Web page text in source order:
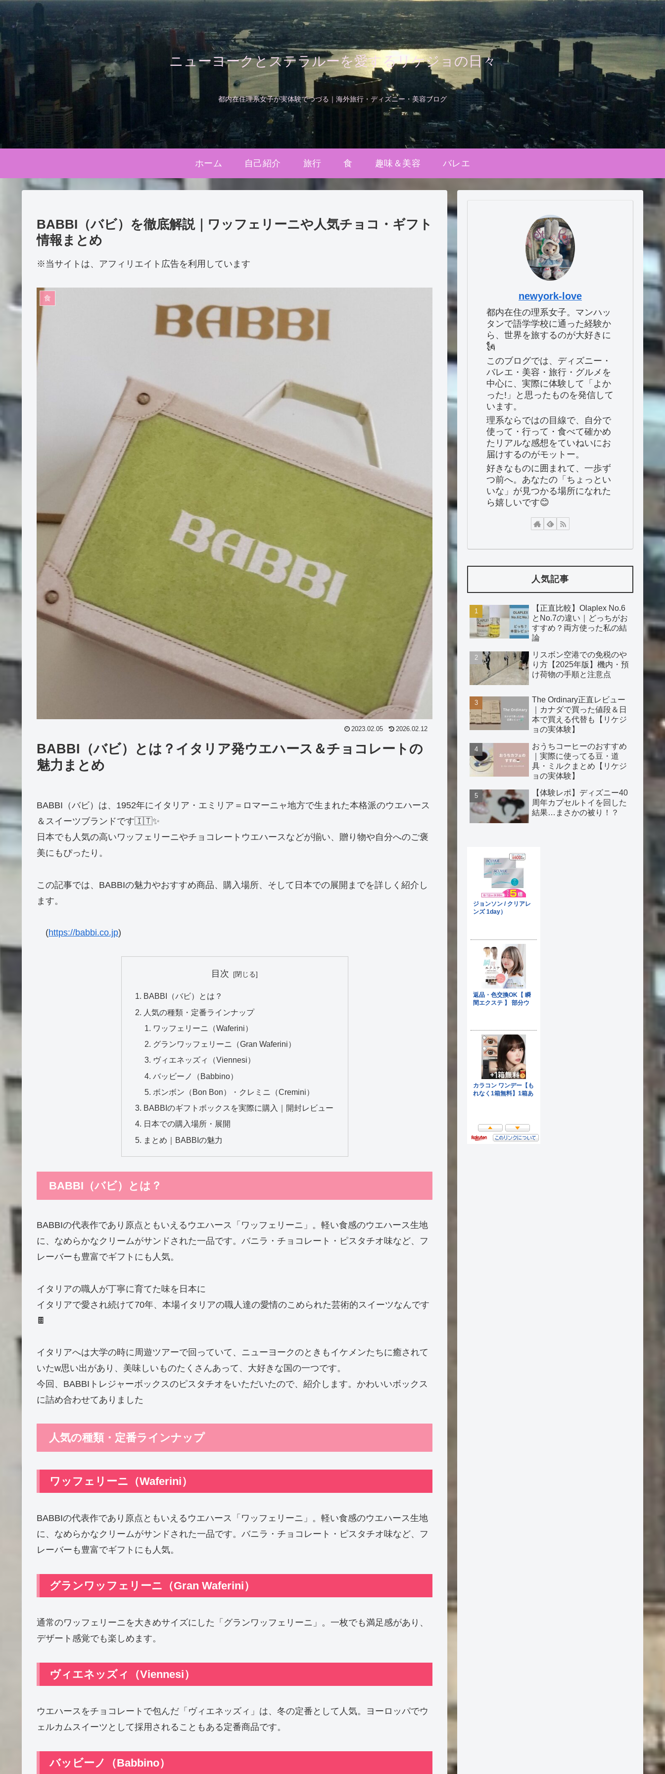
ニューヨークとステラルーを愛するリケジョの日々
都内在住理系女子が実体験でつづる｜海外旅行・ディズニー・美容ブログ
ホーム 自己紹介 旅行 食 趣味＆美容 バレエ
BABBI（バビ）を徹底解説｜ワッフェリーニや人気チョコ・ギフト
情報まとめ
※当サイトは、アフィリエイト広告を利用しています
食
2023.02.05 2026.02.12
BABBI（バビ）とは？イタリア発ウエハース＆チョコレートの
魅力まとめ
BABBI（バビ）は、1952年にイタリア・エミリア＝ロマーニャ地方で生まれた本格派のウエハース
＆スイーツブランドです🇮🇹✨
日本でも人気の高いワッフェリーニやチョコレートウエハースなどが揃い、贈り物や自分へのご褒
美にもぴったり。
この記事では、BABBIの魅力やおすすめ商品、購入場所、そして日本での展開までを詳しく紹介し
ます。
(https://babbi.co.jp)
目次
BABBI（バビ）とは？
人気の種類・定番ラインナップ
ワッフェリーニ（Waferini）
グランワッフェリーニ（Gran Waferini）
ヴィエネッズィ（Viennesi）
バッビーノ（Babbino）
ボンボン（Bon Bon）・クレミニ（Cremini）
BABBIのギフトボックスを実際に購入｜開封レビュー
日本での購入場所・展開
まとめ｜BABBIの魅力
BABBI（バビ）とは？
BABBIの代表作であり原点ともいえるウエハース「ワッフェリーニ」。軽い食感のウエハース生地
に、なめらかなクリームがサンドされた一品です。バニラ・チョコレート・ピスタチオ味など、フ
レーバーも豊富でギフトにも人気。
イタリアの職人が丁寧に育てた味を日本に
イタリアで愛され続けて70年、本場イタリアの職人達の愛情のこめられた芸術的スイーツなんです
🍫
イタリアへは大学の時に周遊ツアーで回っていて、ニューヨークのときもイケメンたちに癒されて
いたw思い出があり、美味しいものたくさんあって、大好きな国の一つです。
今回、BABBIトレジャーボックスのピスタチオをいただいたので、紹介します。かわいいボックス
に詰め合わせてありました
人気の種類・定番ラインナップ
ワッフェリーニ（Waferini）
BABBIの代表作であり原点ともいえるウエハース「ワッフェリーニ」。軽い食感のウエハース生地
に、なめらかなクリームがサンドされた一品です。バニラ・チョコレート・ピスタチオ味など、フ
レーバーも豊富でギフトにも人気。
グランワッフェリーニ（Gran Waferini）
通常のワッフェリーニを大きめサイズにした「グランワッフェリーニ」。一枚でも満足感があり、
デザート感覚でも楽しめます。
ヴィエネッズィ（Viennesi）
ウエハースをチョコレートで包んだ「ヴィエネッズィ」は、冬の定番として人気。ヨーロッパでウ
ェルカムスイーツとして採用されることもある定番商品です。
バッビーノ（Babbino）
newyork-love
都内在住の理系女子。マンハッ
タンで語学学校に通った経験か
ら、世界を旅するのが大好きに
🗽
このブログでは、ディズニー・
バレエ・美容・旅行・グルメを
中心に、実際に体験して「よか
った!」と思ったものを発信して
います。
理系ならではの目線で、自分で
使って・行って・食べて確かめ
たリアルな感想をていねいにお
届けするのがモットー。
好きなものに囲まれて、一歩ず
つ前へ。あなたの「ちょっとい
いな」が見つかる場所になれた
ら嬉しいです😊
人気記事
【正直比較】Olaplex No.6
とNo.7の違い｜どっちがお
すすめ？両方使った私の結
論
リスボン空港での免税のや
り方【2025年版】機内・預
け荷物の手順と注意点
The Ordinary正直レビュー
｜カナダで買った値段＆日
本で買える代替も【リケジ
ョの実体験】
おうちコーヒーのおすすめ
｜実際に使ってる豆・道
具・ミルクまとめ【リケジ
ョの実体験】
【体験レポ】ディズニー40
周年カプセルトイを回した
結果…まさかの被り！？